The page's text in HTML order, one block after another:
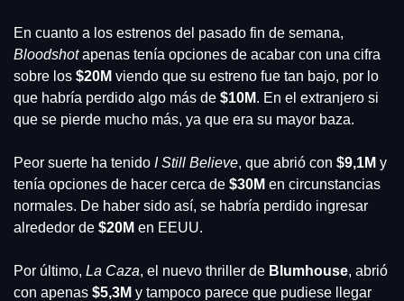
Bloodshot apenas tenía opciones de acabar con una cifra
sobre los $20M viendo que su estreno fue tan bajo, por lo
que habría perdido algo más de $10M. En el extranjero si
que se pierde mucho más, ya que era su mayor baza.
Peor suerte ha tenido I Still Believe, que abrió con $9,1M y
tenía opciones de hacer cerca de $30M en circunstancias
normales. De haber sido así, se habría perdido ingresar
alrededor de $20M en EEUU.
Por último, La Caza, el nuevo thriller de Blumhouse, abrió
con apenas $5,3M y tampoco parece que pudiese llegar